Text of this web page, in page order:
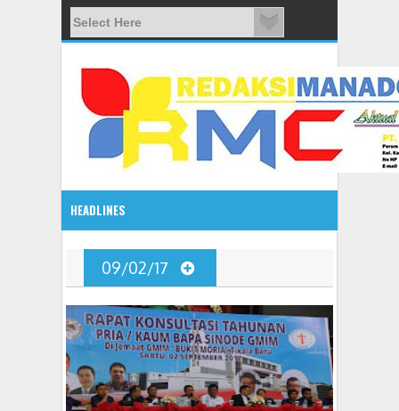
HEADLINES
2:10 PM
Gelar Seminar Budaya, Masyarakat Siap Tentukan Tahun
09/02/17